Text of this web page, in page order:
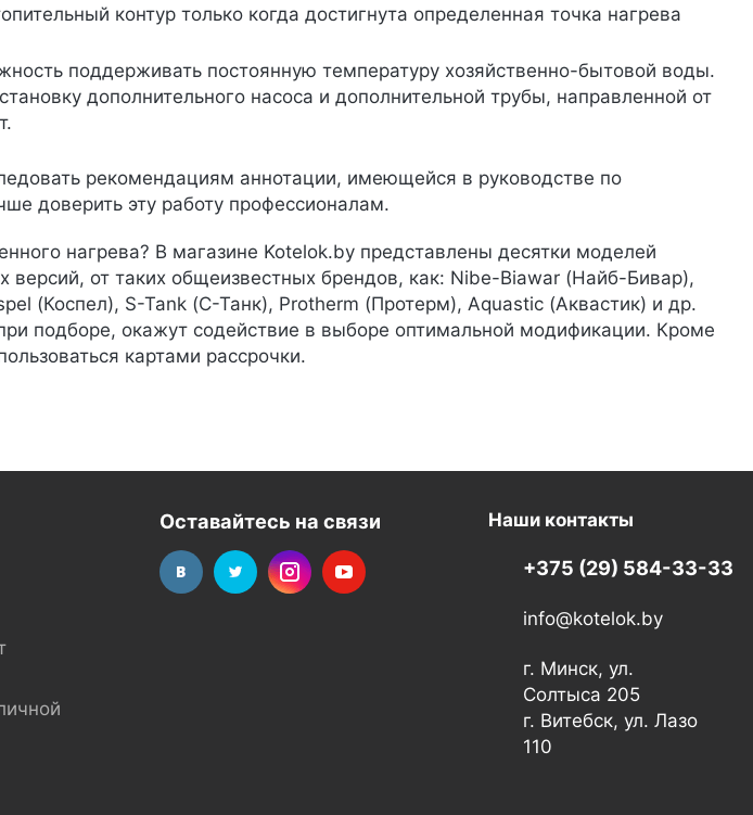
контур только когда достигнута определенная точка нагрева
поддерживать постоянную температуру хозяйственно-бытовой воды.
дополнительного насоса и дополнительной трубы, направленной от
рекомендациям аннотации, имеющейся в руководстве по
доверить эту работу профессионалам.
нагрева? В магазине Kotelok.by представлены десятки моделей
версий, от таких общеизвестных брендов, как: Nibe-Biawar (Найб-Бивар),
(Коспел), S-Tank (С-Танк), Protherm (Протерм), Aquastic (Аквастик) и др.
подборе, окажут содействие в выборе оптимальной модификации. Кроме
картами рассрочки.
Оставайтесь на связи Наши контакты
+375 (29) 584-33-33
info@kotelok.by
г. Минск, ул.
Солтыса 205
г. Витебск, ул. Лазо
110